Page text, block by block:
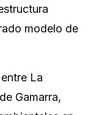
modelo de
La
Gamarra,